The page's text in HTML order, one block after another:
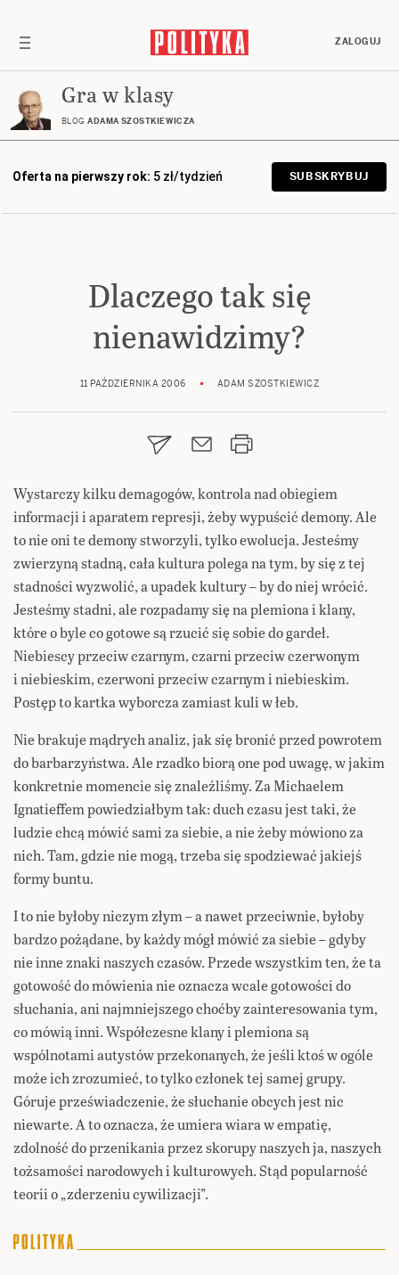
ZALOGUJ
Gra w klasy
BLOG ADAMA SZOSTKIEWICZA
Oferta na pierwszy rok: 5 zł/tydzień SUBSKRYBUJ
Dlaczego tak się
nienawidzimy?
11 PAŹDZIERNIKA 2006 ADAM SZOSTKIEWICZ
Wystarczy kilku demagogów, kontrola nad obiegiem
informacji i aparatem represji, żeby wypuścić demony. Ale
to nie oni te demony stworzyli, tylko ewolucja. Jesteśmy
zwierzyną stadną, cała kultura polega na tym, by się z tej
stadności wyzwolić, a upadek kultury – by do niej wrócić.
Jesteśmy stadni, ale rozpadamy się na plemiona i klany,
które o byle co gotowe są rzucić się sobie do gardeł.
Niebiescy przeciw czarnym, czarni przeciw czerwonym
i niebieskim, czerwoni przeciw czarnym i niebieskim.
Postęp to kartka wyborcza zamiast kuli w łeb.
Nie brakuje mądrych analiz, jak się bronić przed powrotem
do barbarzyństwa. Ale rzadko biorą one pod uwagę, w jakim
konkretnie momencie się znaleźliśmy. Za Michaelem
Ignatieffem powiedziałbym tak: duch czasu jest taki, że
ludzie chcą mówić sami za siebie, a nie żeby mówiono za
nich. Tam, gdzie nie mogą, trzeba się spodziewać jakiejś
formy buntu.
I to nie byłoby niczym złym – a nawet przeciwnie, byłoby
bardzo pożądane, by każdy mógł mówić za siebie – gdyby
nie inne znaki naszych czasów. Przede wszystkim ten, że ta
gotowość do mówienia nie oznacza wcale gotowości do
słuchania, ani najmniejszego choćby zainteresowania tym,
co mówią inni. Współczesne klany i plemiona są
wspólnotami autystów przekonanych, że jeśli ktoś w ogóle
może ich zrozumieć, to tylko członek tej samej grupy.
Góruje przeświadczenie, że słuchanie obcych jest nic
niewarte. A to oznacza, że umiera wiara w empatię,
zdolność do przenikania przez skorupy naszych ja, naszych
tożsamości narodowych i kulturowych. Stąd popularność
teorii o „zderzeniu cywilizacji”.